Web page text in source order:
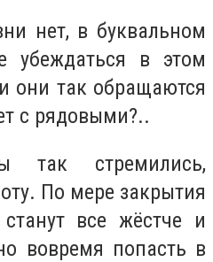
нет, в буквальном
убеждаться в этом
они так обращаются
с рядовыми?..
так стремились,
По мере закрытия
все жёстче и
вовремя попасть в